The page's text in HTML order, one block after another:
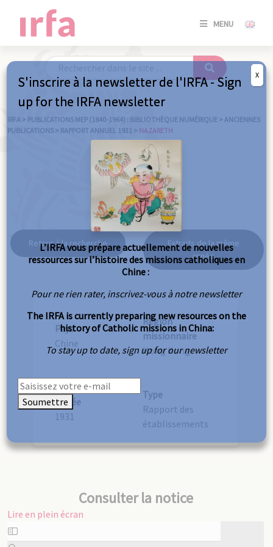
MENU
SE
/
IRFA > PUBLICATIONS MEP (1840-1964) : BIBLIOTHÈQUE NUMÉRIQUE > ANCIENNES
PUBLICATIONS > RAPPORT ANNUEL 1931 > NAZARETH
Nazareth
Retour à la recherche
Extraits de la même
année
Pays
Chine
Région
missionnaire
Hong Kong
Année
1931
Type
Rapport des
établissements
Consulter la notice
Lire en plein écran
Aller
au
S'inscrire à la newsletter de l'IRFA - Sign
up for the IRFA newsletter
L’IRFA vous prépare actuellement de nouvelles
ressources sur l’histoire des missions catholiques en
Chine :
Pour ne rien rater, inscrivez-vous à notre newsletter
The IRFA is currently preparing new resources on the
history of Catholic missions in China:
To stay up to date, sign up for our newsletter
Soumettre
X